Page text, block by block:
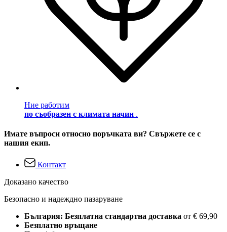
Ние работим
по съобразен с климата начин .
Имате въпроси относно поръчката ви? Свържете се с
нашия екип.
Контакт
Доказано качество
Безопасно и надеждно пазаруване
България: Безплатна стандартна доставка от € 69,90
Безплатно връщане